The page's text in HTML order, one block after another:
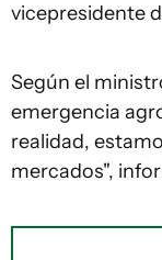
vicepresidente
Según el
emergencia
realidad,
mercados",